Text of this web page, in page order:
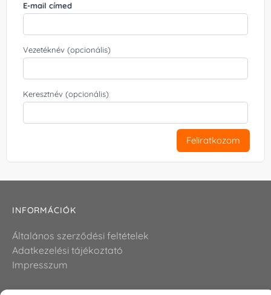
E-mail címed
Vezetéknév (opcionális)
Keresztnév (opcionális)
Feliratkozom
INFORMÁCIÓK
Általános szerződési feltételek
Adatkezelési tájékoztató
Impresszum